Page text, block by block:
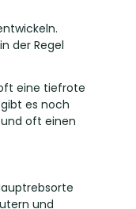
der Regel
eine tiefrote
es noch
oft einen
und